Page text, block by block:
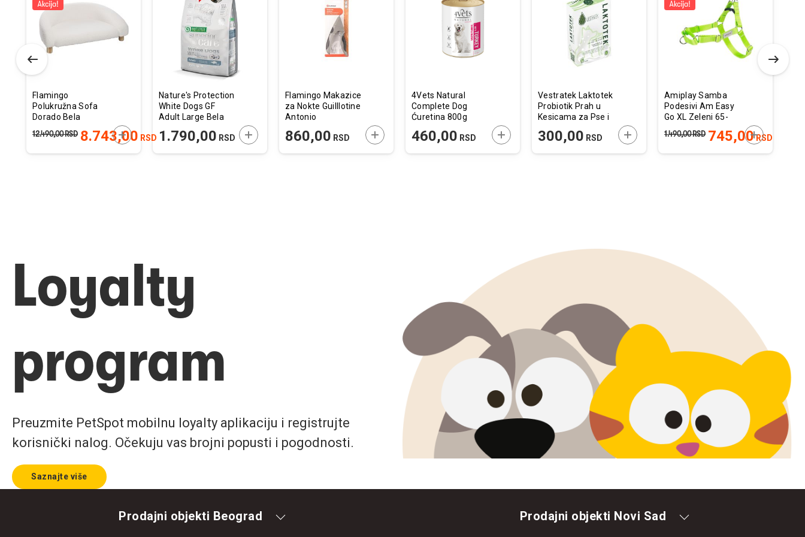
U KORPU
Flamingo
Polukružna Sofa
Dorado Bela
8.743,00 RSD
12.490,00RSD DODAJTE U KORPU
listu
želja
Nature's Protection
White Dogs GF
Adult Large Bela
1.790,00 RSD DODAJTE U KORPU
Flamingo Makazice
za Nokte Guilllotine
Antonio
860,00 RSD DODAJTE U KORPU
4Vets Natural
Complete Dog
Ćuretina 800g
460,00 RSD DODAJTE U KORPU
Vestratek Laktotek
Probiotik Prah u
Kesicama za Pse i
300,00 RSD DODAJTE U KORPU
Amiplay Samba
Podesivi Am Easy
Go XL Zeleni 65-
745,00RSD
1.490,00RSD DODAJTE U
Loyalty
program
Preuzmite PetSpot mobilnu loyalty aplikaciju i registrujte
korisnički nalog. Očekuju vas brojni popusti i pogodnosti.
Saznajte više
Prodajni objekti Beograd Prodajni objekti Novi Sad